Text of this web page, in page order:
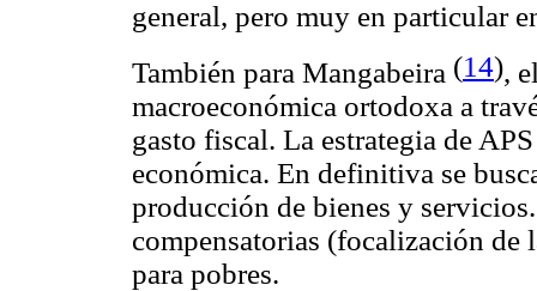
general, pero muy en particular
También para Mangabeira (14),
macroeconómica ortodoxa a
gasto fiscal. La estrategia de
económica. En definitiva se
producción de bienes y
compensatorias (focalización
para pobres.